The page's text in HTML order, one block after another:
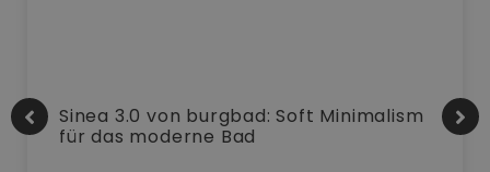
Sinea 3.0 von burgbad: Soft Minimalism
für das moderne Bad